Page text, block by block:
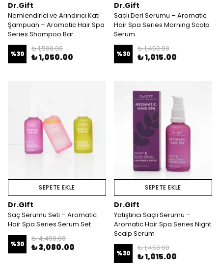
Dr.Gift
Nemlendirici ve Arındırıcı Katı
Şampuan – Aromatic Hair Spa
Series Shampoo Bar
%30
₺ 1,500.00
₺ 1,050.00
Dr.Gift
Saçlı Deri Serumu – Aromatic
Hair Spa Series Morning Scalp
Serum
%30
₺ 1,450.00
₺ 1,015.00
SEPETE EKLE
Dr.Gift
Saç Serumu Seti – Aromatic
Hair Spa Series Serum Set
%30
₺ 4,400.00
₺ 3,080.00
SEPETE EKLE
Dr.Gift
Yatıştırıcı Saçlı Serumu –
Aromatic Hair Spa Series Night
Scalp Serum
%30
₺ 1,450.00
₺ 1,015.00